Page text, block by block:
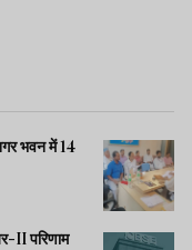
भवन में 14